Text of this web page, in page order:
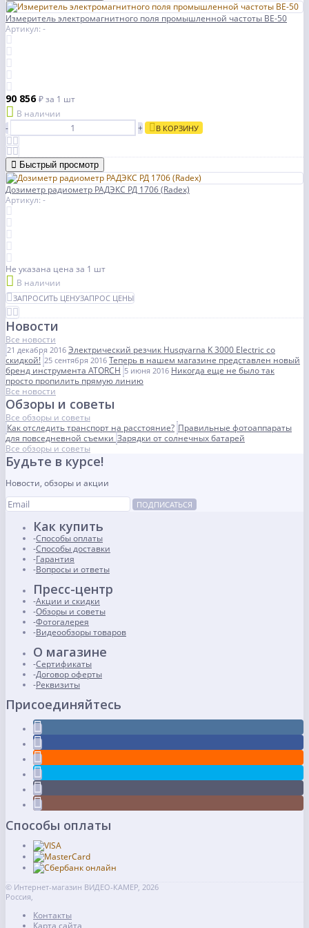
Измеритель электромагнитного поля промышленной частоты ВЕ-50
Артикул: -
90 856₽за 1 шт
В наличии
-
+ В КОРЗИНУ
Быстрый просмотр
Дозиметр радиометр РАДЭКС РД 1706 (Radex)
Артикул: -
Не указана цена за 1 шт
В наличии
ЗАПРОСИТЬ ЦЕНУЗАПРОС ЦЕНЫ
Новости
Все новости
21 декабря 2016 Электрический резчик Husqvarna K 3000 Electric со
скидкой! 25 сентября 2016 Теперь в нашем магазине представлен новый
бренд инструмента ATORCH 5 июня 2016 Никогда еще не было так
просто пропилить прямую линию
Все новости
Обзоры и советы
Все обзоры и советы
Как отследить транспорт на расстояние? Правильные фотоаппараты
для повседневной съемки Зарядки от солнечных батарей
Все обзоры и советы
Будьте в курсе!
Новости, обзоры и акции
ПОДПИСАТЬСЯ
Как купить
Способы оплаты
Способы доставки
Гарантия
Вопросы и ответы
Пресс-центр
Акции и скидки
Обзоры и советы
Фотогалерея
Видеообзоры товаров
О магазине
Сертификаты
Договор оферты
Реквизиты
Присоединяйтесь
Способы оплаты
© Интернет-магазин ВИДЕО-КАМЕР, 2026
Россия,
Контакты